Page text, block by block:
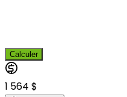
Calculer
1 564 $